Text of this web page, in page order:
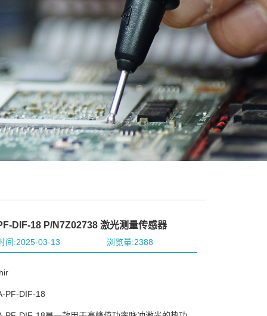
DIF-18 P/N7Z02738 激光测量传感器
间:2025-03-13 浏览量:2388
PF-DIF-18